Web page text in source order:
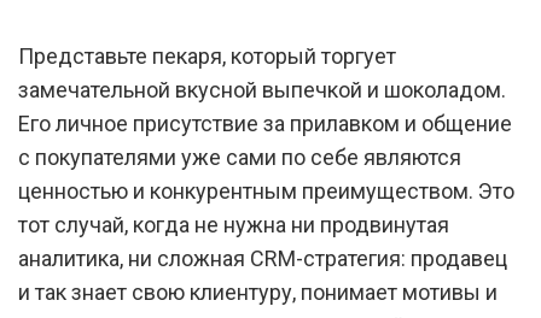
Представьте пекаря, который торгует
замечательной вкусной выпечкой и шоколадом.
Его личное присутствие за прилавком и общение
с покупателями уже сами по себе являются
ценностью и конкурентным преимуществом. Это
тот случай, когда не нужна ни продвинутая
аналитика, ни сложная CRM-стратегия: продавец
и так знает свою клиентуру, понимает мотивы и